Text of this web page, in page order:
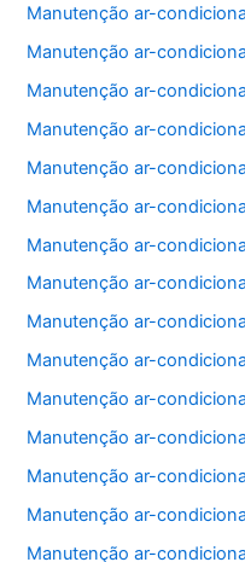
Manutenção ar-
Manutenção ar-
Manutenção ar-
Manutenção ar-
Manutenção ar-
Manutenção ar-
Manutenção ar-
Manutenção ar-
Manutenção ar-
Manutenção ar-
Manutenção ar-
Manutenção ar-
Manutenção ar-
Manutenção ar-
Manutenção ar-